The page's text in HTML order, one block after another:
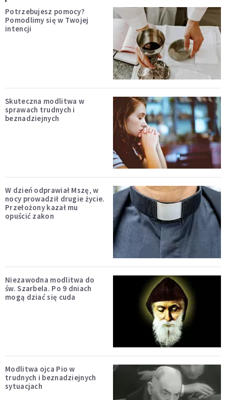
Potrzebujesz pomocy?
Pomodlimy się w Twojej
intencji
Skuteczna modlitwa w
sprawach trudnych i
beznadziejnych
W dzień odprawiał Mszę, w
nocy prowadził drugie życie.
Przełożony kazał mu
opuścić zakon
Niezawodna modlitwa do
św. Szarbela. Po 9 dniach
mogą dziać się cuda
Modlitwa ojca Pio w
trudnych i beznadziejnych
sytuacjach